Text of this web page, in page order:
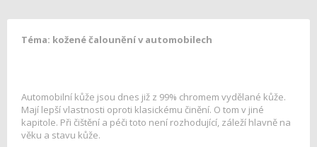
Téma: kožené čalounění v automobilech
Automobilní kůže jsou dnes již z 99% chromem vydělané kůže.
Mají lepší vlastnosti oproti klasickému činění. O tom v jiné
kapitole. Při čištění a péči toto není rozhodující, záleží hlavně na
věku a stavu kůže.